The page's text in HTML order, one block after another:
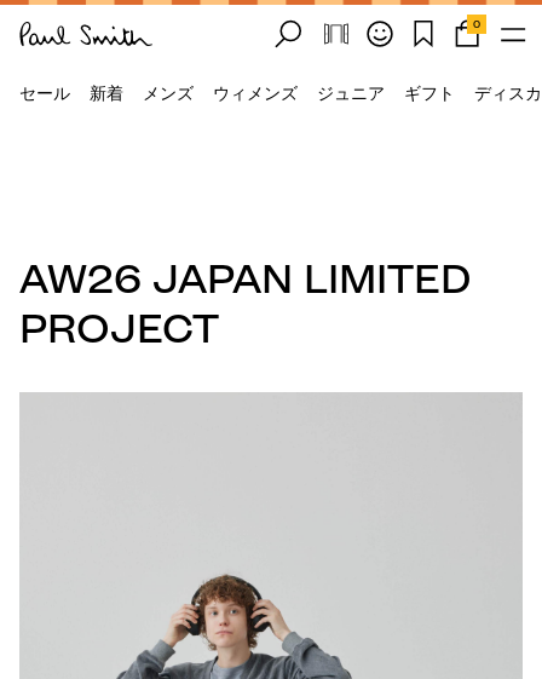
0
セール 新着 メンズ ウィメンズ ジュニア ギフト ディス
AW26 JAPAN LIMITED
PROJECT